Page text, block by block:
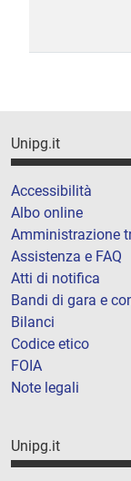
Unipg.it
Accessibilità
Albo online
Amministrazione
Assistenza e FAQ
Atti di notifica
Bandi di gara e
Bilanci
Codice etico
FOIA
Note legali
Unipg.it